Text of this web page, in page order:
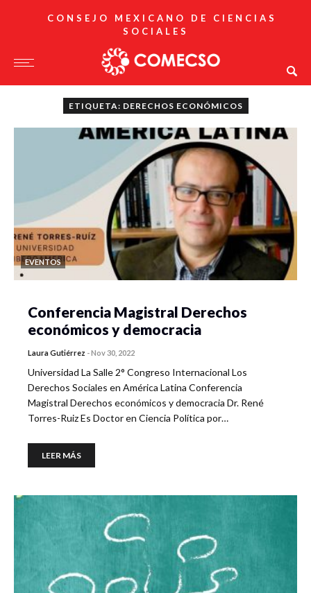
CONSEJO MEXICANO DE CIENCIAS
SOCIALES
ETIQUETA: DERECHOS ECONÓMICOS
EVENTOS
Conferencia Magistral Derechos
económicos y democracia
Laura Gutiérrez -Nov 30, 2022
Universidad La Salle 2° Congreso Internacional Los
Derechos Sociales en América Latina Conferencia
Magistral Derechos económicos y democracia Dr. René
Torres-Ruiz Es Doctor en Ciencia Política por…
LEER MÁS